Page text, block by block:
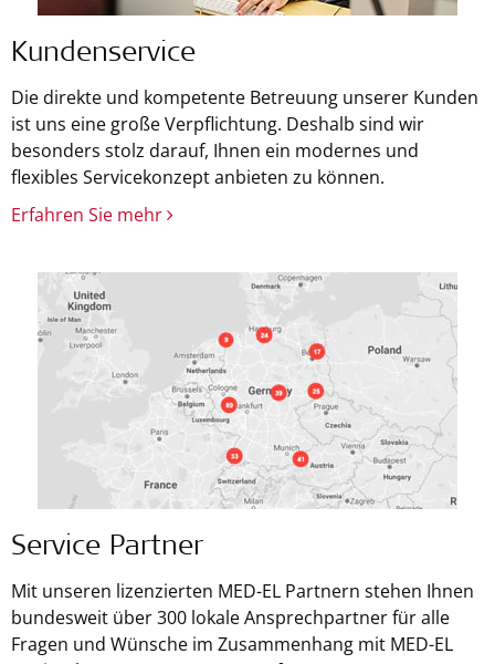
Kundenservice
Die direkte und kompetente Betreuung unserer Kunden
ist uns eine große Verpflichtung. Deshalb sind wir
besonders stolz darauf, Ihnen ein modernes und
flexibles Servicekonzept anbieten zu können.
Erfahren Sie mehr
Service Partner
Mit unseren lizenzierten MED-EL Partnern stehen Ihnen
bundesweit über 300 lokale Ansprechpartner für alle
Fragen und Wünsche im Zusammenhang mit MED-EL